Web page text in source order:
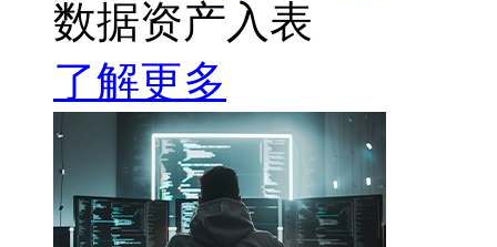
数据资产入表
了解更多